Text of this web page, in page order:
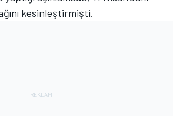
kesinleştirmişti.